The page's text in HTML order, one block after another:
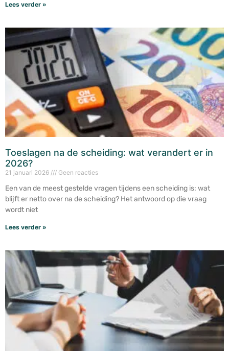
Lees verder »
Toeslagen na de scheiding: wat verandert er in
2026?
21 januari 2026 Geen reacties
Een van de meest gestelde vragen tijdens een scheiding is: wat
blijft er netto over na de scheiding? Het antwoord op die vraag
wordt niet
Lees verder »